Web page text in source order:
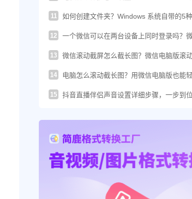
11
如何创建文件夹？Windows 系统自带的5
12
一个微信可以在两台设备上同时登录吗？
13
微信滚动截屏怎么截长图？微信电脑版滚
14
电脑怎么滚动截长图？用微信电脑版也能
15
抖音直播伴侣声音设置详细步骤，一步到